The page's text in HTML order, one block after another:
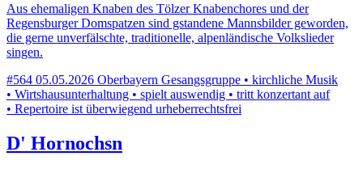
Aus ehemaligen Knaben des Tölzer Knabenchores und der
Regensburger Domspatzen sind gstandene Mannsbilder geworden,
die gerne unverfälschte, traditionelle, alpenländische Volkslieder
singen.
#564 05.05.2026 Oberbayern Gesangsgruppe • kirchliche Musik
• Wirtshausunterhaltung • spielt auswendig • tritt konzertant auf
• Repertoire ist überwiegend urheberrechtsfrei
D' Hornochsn